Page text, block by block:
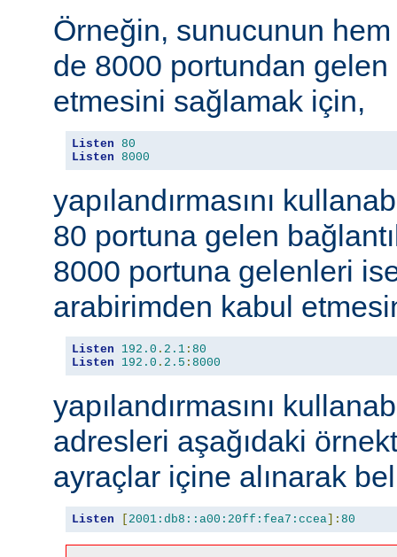
Örneğin, sunucunun
de 8000 portundan gelen
etmesini sağlamak için,
Listen 80
Listen 8000
yapılandırmasını
80 portuna gelen
8000 portuna gelenleri
arabirimden kabul
Listen 192.0 . 2.1 : 80
Listen
192.0 . 2.5 : 8000
yapılandırmasını
adresleri aşağıdaki
ayraçlar içine alınarak
Listen [ 2001:db8::a00:20ff:fea7:ccea]: 80